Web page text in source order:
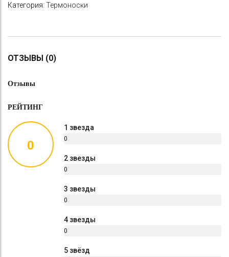
Категория: Термоноски
ОТЗЫВЫ (0)
Отзывы
РЕЙТИНГ
0
1 звезда
0
2 звезды
0
3 звезды
0
4 звезды
0
5 звёзд